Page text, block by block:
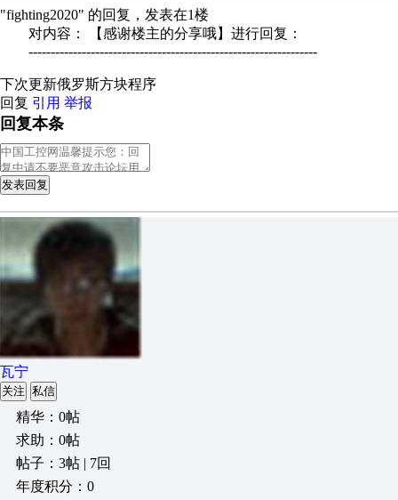
"fighting2020" 的回复，发表在1楼
对内容： 【感谢楼主的分享哦】进行回复：
-----------------------------------------------------------------
下次更新俄罗斯方块程序
回复 引用 举报
回复本条
发表回复
瓦宁
关注 私信
精华：0帖
求助：0帖
帖子：3帖 | 7回
年度积分：0